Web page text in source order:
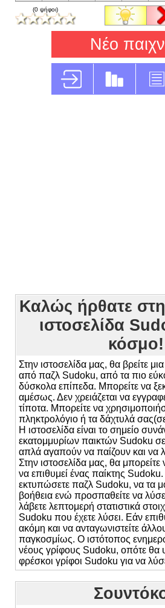
(0 ψήφοι)
Νέο
Καλώς ήρθατε
ιστοσελίδα
κόσμο!
Στην ιστοσελίδα μας, θα βρείτε
από παζλ Sudoku, από τα πιο
δύσκολα επίπεδα. Μπορείτε να
αμέσως. Δεν χρειάζεται να
τίποτα. Μπορείτε να
πληκτρολόγιο ή τα δάχτυλά
Η ιστοσελίδα είναι το σημείο
εκατομμυρίων παικτών Sudoku
απλά αγαπούν να παίζουν και να
Στην ιστοσελίδα μας, θα μπορείτε
να επιθυμεί ένας παίκτης
εκτυπώσετε παζλ Sudoku, να τα
βοήθεια ενώ προσπαθείτε να
λάβετε λεπτομερή στατιστικά
Sudoku που έχετε λύσει. Εάν
ακόμη και να ανταγωνιστείτε
παγκοσμίως. Ο ιστότοπος
νέους γρίφους Sudoku, οπότε θα
φρέσκοι γρίφοι Sudoku για να